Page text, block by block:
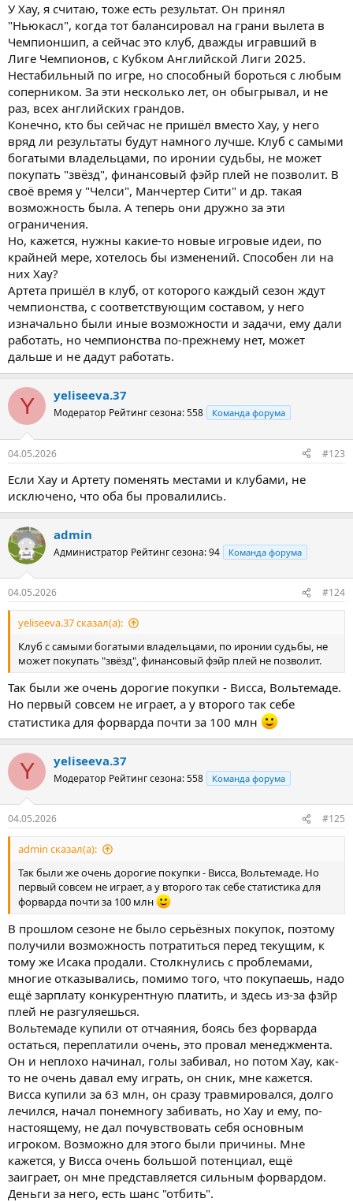
У Хау, я считаю, тоже есть результат. Он принял
"Ньюкасл", когда тот балансировал на грани вылета в
Чемпионшип, а сейчас это клуб, дважды игравший в
Лиге Чемпионов, с Кубком Английской Лиги 2025.
Нестабильный по игре, но способный бороться с любым
соперником. За эти несколько лет, он обыгрывал, и не
раз, всех английских грандов.
Конечно, кто бы сейчас не пришёл вместо Хау, у него
вряд ли результаты будут намного лучше. Клуб с самыми
богатыми владельцами, по иронии судьбы, не может
покупать "звёзд", финансовый фэйр плей не позволит. В
своё время у "Челси", Манчертер Сити" и др. такая
возможность была. А теперь они дружно за эти
ограничения.
Но, кажется, нужны какие-то новые игровые идеи, по
крайней мере, хотелось бы изменений. Способен ли на
них Хау?
Артета пришёл в клуб, от которого каждый сезон ждут
чемпионства, с соответствующим составом, у него
изначально были иные возможности и задачи, ему дали
работать, но чемпионства по-прежнему нет, может
дальше и не дадут работать.
Y yeliseeva.37
Модератор Рейтинг сезона: 558 Команда форума
04.05.2026 #123
Если Хау и Артету поменять местами и клубами, не
исключено, что оба бы провалились.
admin
Администратор Рейтинг сезона: 94 Команда форума
04.05.2026 #124
yeliseeva.37 сказал(а):
Клуб с самыми богатыми владельцами, по иронии судьбы, не
может покупать "звёзд", финансовый фэйр плей не позволит.
Так были же очень дорогие покупки - Висса, Вольтемаде.
Но первый совсем не играет, а у второго так себе
статистика для форварда почти за 100 млн
Y yeliseeva.37
Модератор Рейтинг сезона: 558 Команда форума
04.05.2026 #125
admin сказал(а):
Так были же очень дорогие покупки - Висса, Вольтемаде. Но
первый совсем не играет, а у второго так себе статистика для
форварда почти за 100 млн
В прошлом сезоне не было серьёзных покупок, поэтому
получили возможность потратиться перед текущим, к
тому же Исака продали. Столкнулись с проблемами,
многие отказывались, помимо того, что покупаешь, надо
ещё зарплату конкурентную платить, и здесь из-за фзйр
плей не разгуляешься.
Вольтемаде купили от отчаяния, боясь без форварда
остаться, переплатили очень, это провал менеджмента.
Он и неплохо начинал, голы забивал, но потом Хау, как-
то не очень давал ему играть, он сник, мне кажется.
Висса купили за 63 млн, он сразу травмировался, долго
лечился, начал понемногу забивать, но Хау и ему, по-
настоящему, не дал почувствовать себя основным
игроком. Возможно для этого были причины. Мне
кажется, у Висса очень большой потенциал, ещё
заиграет, он мне представляется сильным форвардом.
Деньги за него, есть шанс "отбить".